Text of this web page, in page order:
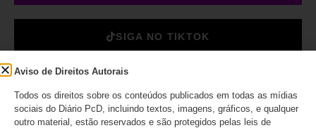
SIGA NO TIKTOK
DESTAQUES
Aviso de Direitos Autorais
Todos os direitos sobre os conteúdos publicados em todas as mídias
sociais do Diário PcD, incluindo textos, imagens, gráficos, e qualquer
outro material, estão reservados e são protegidos pelas leis de